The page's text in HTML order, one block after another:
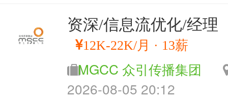
资深/信息流优化/经理
12K-22K/月 · 13薪
MGCC 众引传播集团
2026-08-05 20:12